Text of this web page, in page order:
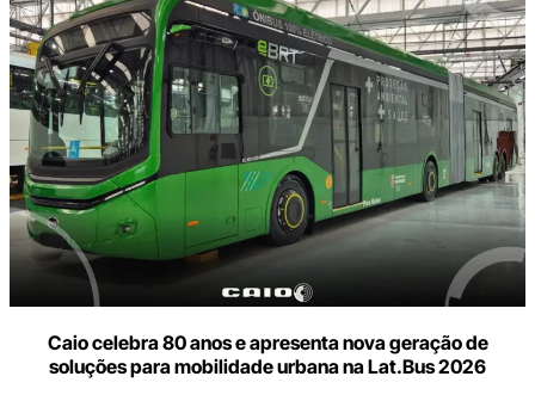
Caio celebra 80 anos e apresenta nova geração de
soluções para mobilidade urbana na Lat.Bus 2026